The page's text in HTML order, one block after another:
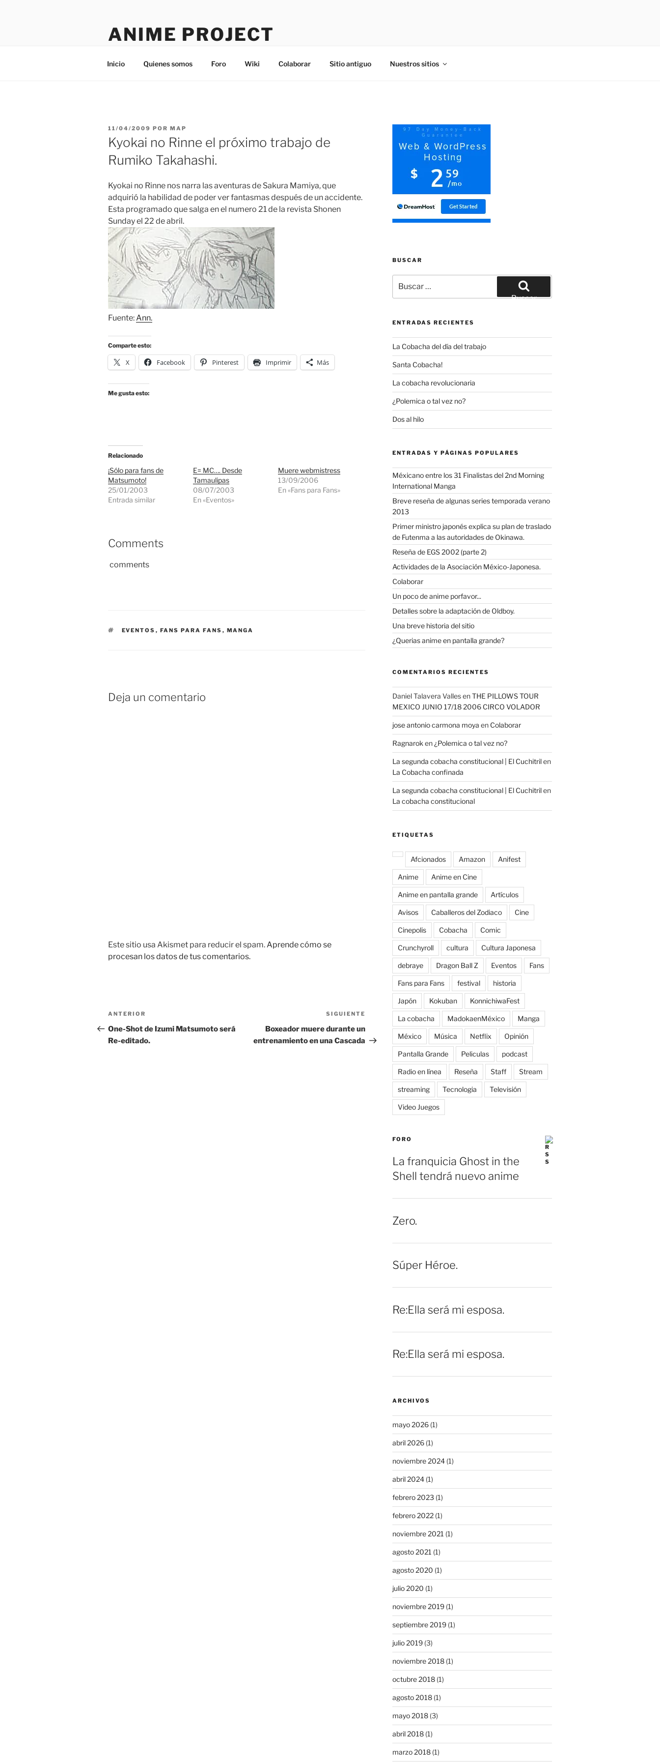
ANIME PROJECT
Inicio Quienes somos Foro Wiki Colaborar Sitio antiguo Nuestros sitios
PUBLICADO
EL
11/04/2009 POR MAP
Kyokai no Rinne el próximo trabajo de
Rumiko Takahashi.
Kyokai no Rinne nos narra las aventuras de Sakura Mamiya, que
adquirió la habilidad de poder ver fantasmas después de un accidente.
Esta programado que salga en el numero 21 de la revista Shonen
Sunday el 22 de abril.
Fuente:Ann.
Comparte esto:
X Facebook Pinterest Imprimir Más
Me gusta esto:
Relacionado
¡Sólo para fans de
Matsumoto!
25/01/2003
Entrada similar
E= MC…. Desde
Tamaulipas
08/07/2003
En «Eventos»
Muere webmistress
13/09/2006
En «Fans para Fans»
Comments
comments
ETIQUETAS
EVENTOS , FANS PARA FANS , MANGA
Deja un comentario
Este sitio usa Akismet para reducir el spam.Aprende cómo se
procesan los datos de tus comentarios.
Navegación
de
entradas
Entrada
anterior:
ANTERIOR
One-Shot de Izumi Matsumoto será
Re-editado.
Siguiente
entrada
SIGUIENTE
Boxeador muere durante un
entrenamiento en una Cascada
BUSCAR
por:
Buscar
ENTRADAS RECIENTES
La Cobacha del día del trabajo
Santa Cobacha!
La cobacha revolucionaria
¿Polemica o tal vez no?
Dos al hilo
ENTRADAS Y PÁGINAS POPULARES
Méxicano entre los 31 Finalistas del 2nd Morning
International Manga
Breve reseña de algunas series temporada verano
2013
Primer ministro japonés explica su plan de traslado
de Futenma a las autoridades de Okinawa.
Reseña de EGS 2002 (parte 2)
Actividades de la Asociación México-Japonesa.
Colaborar
Un poco de anime porfavor...
Detalles sobre la adaptación de Oldboy.
Una breve historia del sitio
¿Querias anime en pantalla grande?
COMENTARIOS RECIENTES
Daniel Talavera VallesenTHE PILLOWS TOUR
MEXICO JUNIO 17/18 2006 CIRCO VOLADOR
jose antonio carmona moya en Colaborar
Ragnarok en¿Polemica o tal vez no?
La segunda cobacha constitucional | El Cuchitrilen
La Cobacha confinada
La segunda cobacha constitucional | El Cuchitrilen
La cobacha constitucional
ETIQUETAS
Afcionados Amazon Anifest
Anime Anime en Cine
Anime en pantalla grande Artículos
Avisos Caballeros del Zodiaco Cine
Cinepolis Cobacha Comic
Crunchyroll cultura Cultura Japonesa
debraye Dragon Ball Z Eventos Fans
Fans para Fans festival historia
Japón Kokuban KonnichiwaFest
La cobacha MadokaenMéxico Manga
México Música Netflix Opinión
Pantalla Grande Peliculas podcast
Radio en línea Reseña Staff Stream
streaming Tecnologia Televisión
Video Juegos
FORO
La franquicia Ghost in the
Shell tendrá nuevo anime
Zero.
Súper Héroe.
Re:Ella será mi esposa.
Re:Ella será mi esposa.
ARCHIVOS
mayo 2026(1)
abril 2026(1)
noviembre 2024(1)
abril 2024(1)
febrero 2023 (1)
febrero 2022(1)
noviembre 2021 (1)
agosto 2021 (1)
agosto 2020 (1)
julio 2020 (1)
noviembre 2019(1)
septiembre 2019(1)
julio 2019(3)
noviembre 2018(1)
octubre 2018(1)
agosto 2018(1)
mayo 2018(3)
abril 2018(1)
marzo 2018(1)